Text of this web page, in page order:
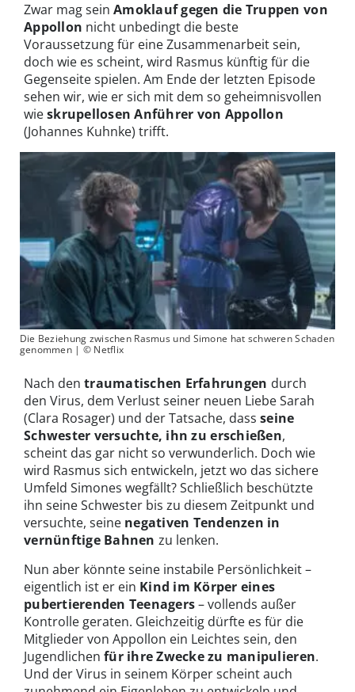
Zwar mag sein Amoklauf gegen die Truppen von
Appollon nicht unbedingt die beste
Voraussetzung für eine Zusammenarbeit sein,
doch wie es scheint, wird Rasmus künftig für die
Gegenseite spielen. Am Ende der letzten Episode
sehen wir, wie er sich mit dem so geheimnisvollen
wieskrupellosen Anführer von Appollon
(Johannes Kuhnke) trifft.
Die Beziehung zwischen Rasmus und Simone hat schweren Schaden
genommen | © Netflix
Nach den traumatischen Erfahrungen durch
den Virus, dem Verlust seiner neuen Liebe Sarah
(Clara Rosager) und der Tatsache, dass seine
Schwester versuchte, ihn zu erschießen,
scheint das gar nicht so verwunderlich. Doch wie
wird Rasmus sich entwickeln, jetzt wo das sichere
Umfeld Simones wegfällt? Schließlich beschützte
ihn seine Schwester bis zu diesem Zeitpunkt und
versuchte, seine negativen Tendenzen in
vernünftige Bahnen zu lenken.
Nun aber könnte seine instabile Persönlichkeit –
eigentlich ist er ein Kind im Körper eines
pubertierenden Teenagers– vollends außer
Kontrolle geraten. Gleichzeitig dürfte es für die
Mitglieder von Appollon ein Leichtes sein, den
Jugendlichen für ihre Zwecke zu manipulieren.
Und der Virus in seinem Körper scheint auch